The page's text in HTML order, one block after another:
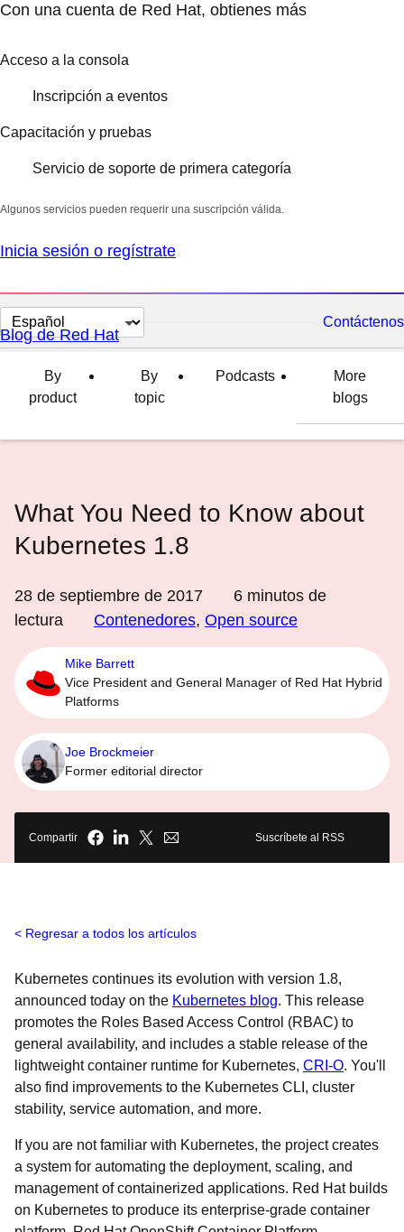
Con una cuenta de Red Hat, obtienes más
Acceso a la consola
Inscripción a eventos
Capacitación y pruebas
Servicio de soporte de primera categoría
Algunos servicios pueden requerir una suscripción válida.
Inicia sesión o regístrate
Cambiar
el
idioma
Contáctenos
Blog de Red Hat
By
product
By
topic
Podcasts
More
blogs
What You Need to Know about
Kubernetes 1.8
28 de septiembre de 2017 6 minutos de
lectura
Contenedores, Open source
Mike Barrett
Vice President and General Manager of Red Hat Hybrid
Platforms
Joe Brockmeier
Former editorial director
Compartir Suscríbete al RSS
Regresar a todos los artículos
Kubernetes continues its evolution with version 1.8,
announced today on the Kubernetes blog. This release
promotes the Roles Based Access Control (RBAC) to
general availability, and includes a stable release of the
lightweight container runtime for Kubernetes, CRI-O. You'll
also find improvements to the Kubernetes CLI, cluster
stability, service automation, and more.
If you are not familiar with Kubernetes, the project creates
a system for automating the deployment, scaling, and
management of containerized applications. Red Hat builds
on Kubernetes to produce its enterprise-grade container